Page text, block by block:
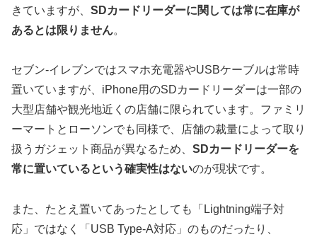
きていますが、 SDカードリーダーに関しては常に在庫が
あるとは限りません。
セブン-イレブンではスマホ充電器やUSBケーブルは常時
置いていますが、iPhone用のSDカードリーダーは一部の
大型店舗や観光地近くの店舗に限られています。ファミリ
ーマートとローソンでも同様で、店舗の裁量によって取り
扱うガジェット商品が異なるため、 SDカードリーダーを
常に置いているという確実性はないのが現状です。
また、たとえ置いてあったとしても「Lightning端子対
応」ではなく「USB Type-A対応」のものだったり、